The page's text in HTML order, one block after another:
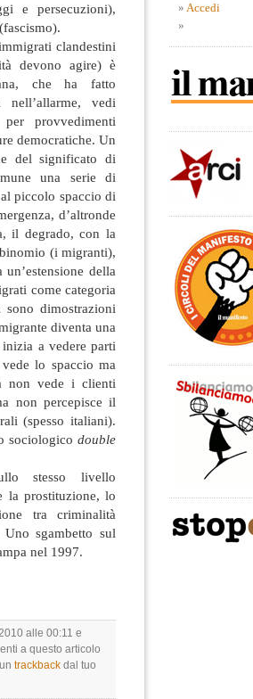
e persecuzioni),
clandestini
devono agire) è
che ha fatto
vedi
provvedimenti
democratiche. Un
del significato di
una serie di
piccolo spaccio di
d’altronde
il degrado, con la
(i migranti),
della
come categoria
dimostrazioni
diventa una
a vedere parti
lo spaccio ma
non vede i clienti
non percepisce il
(spesso italiani).
sociologico double
stesso livello
la prostituzione, lo
tra criminalità
sgambetto sul
nel 1997.
alle 00:11 e
a questo articolo
trackback dal tuo
Accedi